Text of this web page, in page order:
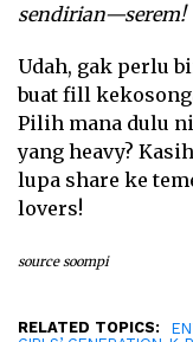
sendirian—serem!
Udah, gak perlu
buat fill
Pilih mana dulu
yang heavy?
lupa share ke
lovers!
source soompi
RELATED TOPICS: